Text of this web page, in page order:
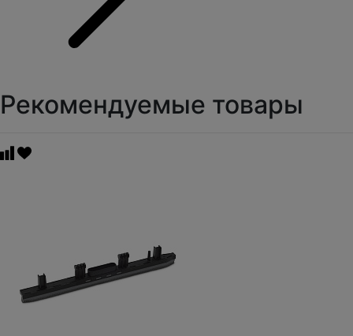
Рекомендуемые товары